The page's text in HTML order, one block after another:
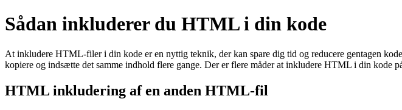
Sådan inkluderer du HTML i din kode
At inkludere HTML-filer i din kode er en nyttig teknik, der kan spare dig tid og reducere gentagen
kopiere og indsætte det samme indhold flere gange. Der er flere måder at inkludere HTML i din kode
HTML inkludering af en anden HTML-fil